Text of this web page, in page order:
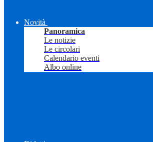
Novità
Panoramica
Le notizie
Le circolari
Calendario eventi
Albo online